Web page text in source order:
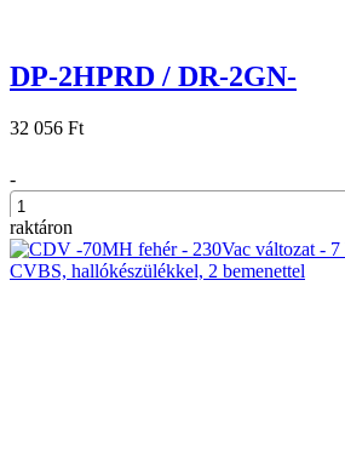
DP-2HPRD / DR-2GN-
32 056 Ft
-
+
raktáron